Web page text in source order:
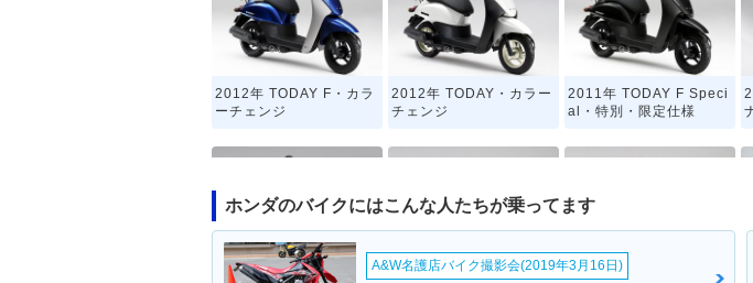
2012年 TODAY F・カラ
ーチェンジ
2012年 TODAY・カラー
チェンジ
2011年 TODAY F Speci
al・特別・限定仕様
ホンダのバイクにはこんな人たちが乗ってます
A&W名護店バイク撮影会(2019年3月16日)